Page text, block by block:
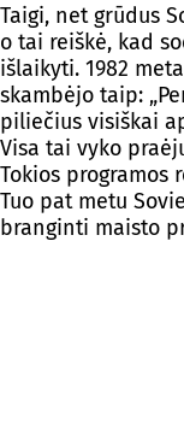
Taigi, net grūdus
o tai reiškė, kad
išlaikyti. 1982
skambėjo taip:
piliečius visiškai
Visa tai vyko
Tokios programos
Tuo pat metu
branginti maisto